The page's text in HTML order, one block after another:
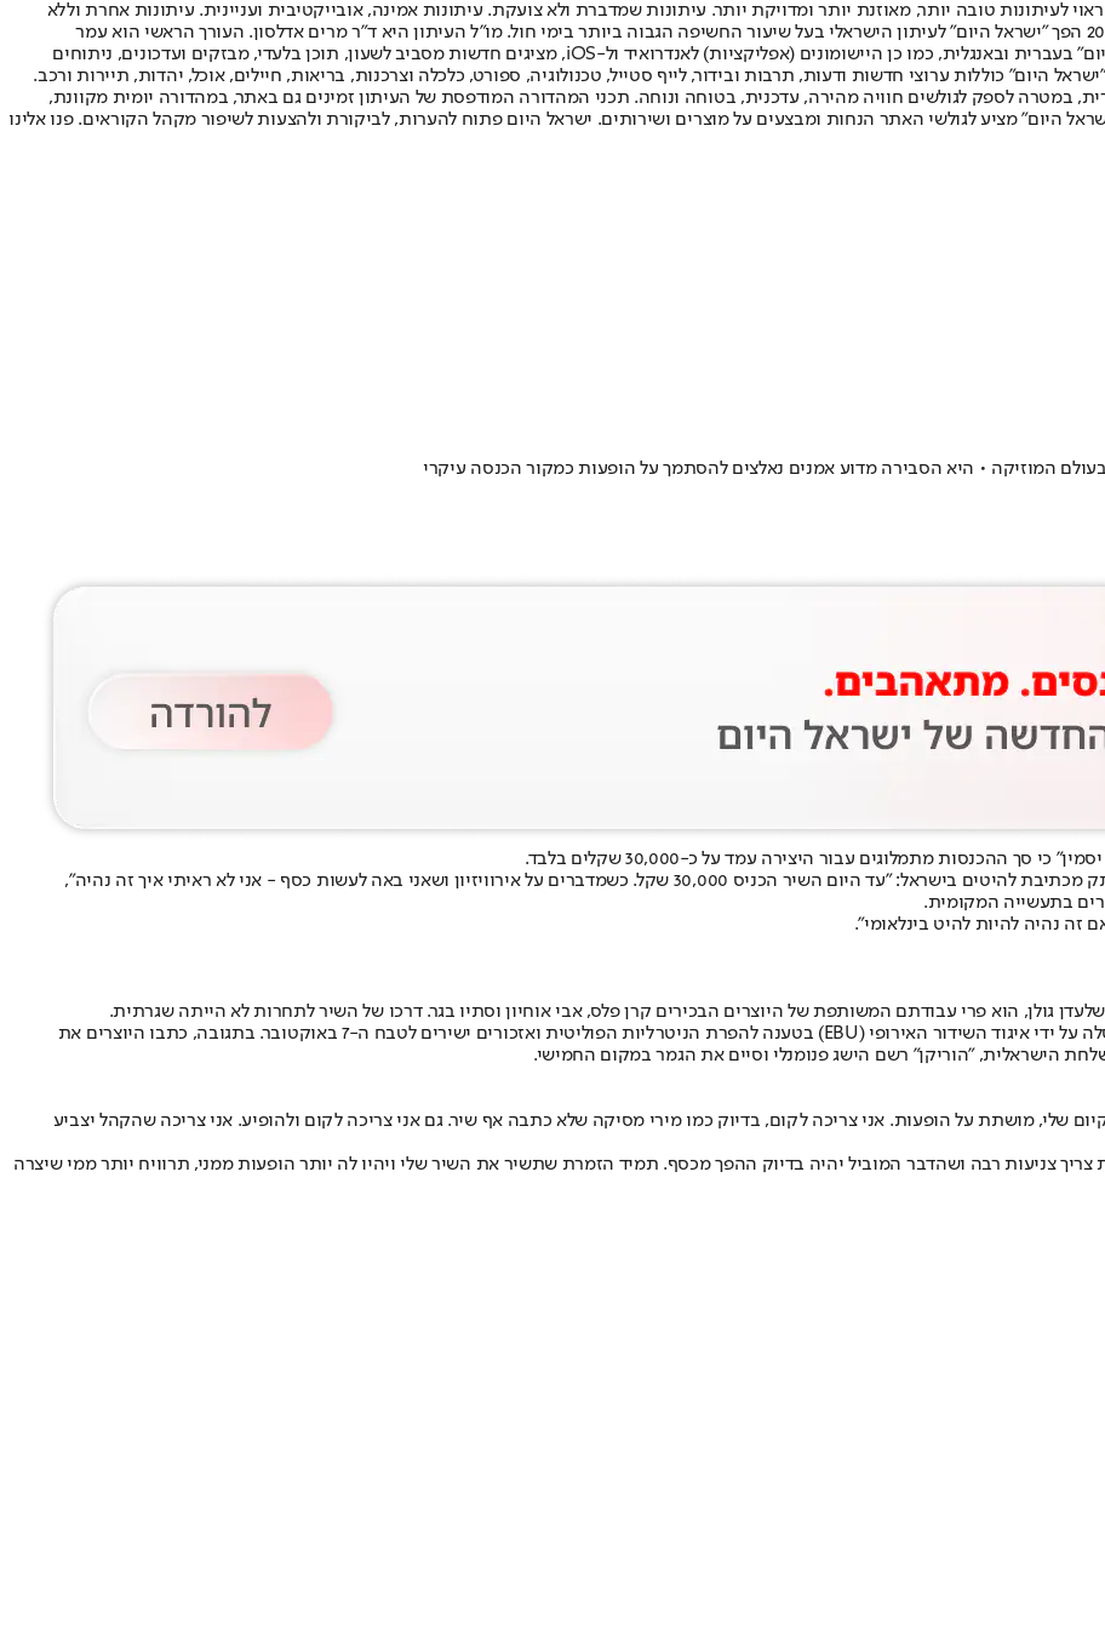
לעיתונות טובה יותר, מאוזנת יותר ומדויקת יותר. עיתונות שמדברת ולא צועקת. עיתונות אמינה, אובייקטיבית ועניינית. עיתונות אחרת וללא
תשלום. המהדורה המודפסת הראשונה פורסמה ב-30 ביולי 2007, וב-2010 הפך "ישראל היום" לעיתון הישראלי בעל שיעור החשיפה הגבוה ביותר בימי חול. מו"ל העיתון היא ד"ר מרים אדלסון. העורך הראשי הוא עמר
לחמנוביץ, והעורך המייסד הוא עמוס רגב. אתרי האינטרנט של "ישראל היום" בעברית ובאנגלית, כמו כן היישומונים (אפליקציות) לאנדרואיד ול-iOS, מציגים חדשות מסביב לשעון, תוכן בלעדי, מבזקים ועדכונים, ניתוחים
היום" כוללות ערוצי חדשות ודעות, תרבות ובידור, לייף סטייל, טכנולוגיה, ספורט, כלכלה וצרכנות, בריאות, חיילים, אוכל, יהדות, תיירות ורכב.
במטרה לספק לגולשים חוויה מהירה, עדכנית, בטוחה ונוחה. תכני המהדורה המודפסת של העיתון זמינים גם באתר, במהדורה יומית מקוונת,
היום" מציע לגולשי האתר הנחות ומבצעים על מוצרים ושירותים. ישראל היום פתוח להערות, לביקורת ולהצעות לשיפור מקהל הקוראים. פנו אלינו
המוזיקה • היא הסבירה מדוע אמנים נאלצים להסתמך על הופעות כמקור הכנסה עיקרי
" כי סך ההכנסות מתמלוגים עבור היצירה עמד על כ-30,000 שקלים בלבד.
בראיון לפודקאסט של יסמין לוקץ', ניפצה פלס את המיתוס לגבי רווחי עתק מכתיבת להיטים בישראל: "עד היום השיר הכניס 30,000 שקל. כשמדברים על אירוויזיון ושאני באה לעשות כסף - אני לא ראיתי איך זה נהיה",
בתעשייה המקומית.
נהיה להיות להיט בינלאומי".
עדן גולן, הוא פרי עבודתם המשותפת של היוצרים הבכירים קרן פלס, אבי אוחיון וסתיו בגר. דרכו של השיר לתחרות לא הייתה שגרתית.
הוריקן נולד מתוך משבר, לאחר שהגרסה המקורית "October Rain" נפסלה על ידי איגוד השידור האירופי (EBU) בטענה להפרת הניטרליות הפוליטית ואזכורים ישירים לטבח ה-7 באוקטובר. בתגובה, כתבו היוצרים את
הישראלית, "הוריקן" רשם הישג פנומנלי וסיים את הגמר במקום החמישי.
שלי, מושתת על הופעות. אני צריכה לקום, בדיוק כמו מירי מסיקה שלא כתבה אף שיר. גם אני צריכה לקום ולהופיע. אני צריכה שהקהל יצביע
צריך צניעות רבה ושהדבר המוביל יהיה בדיוק ההפך מכסף. תמיד הזמרת שתשיר את השיר שלי ויהיו לה יותר הופעות ממני, תרוויח יותר ממי שיצרה